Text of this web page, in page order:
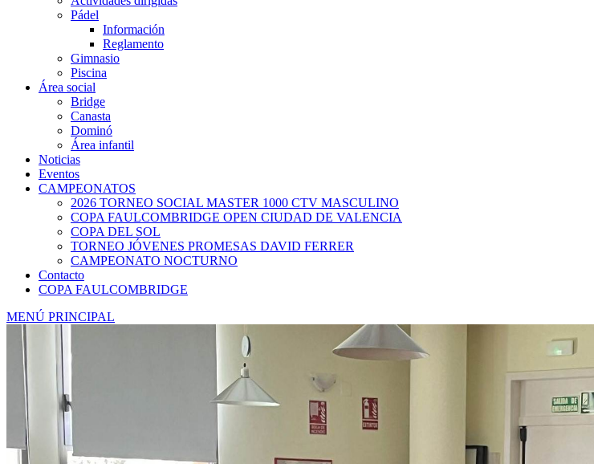
Pádel
Información
Reglamento
Gimnasio
Piscina
Área social
Bridge
Canasta
Dominó
Área infantil
Noticias
Eventos
CAMPEONATOS
2026 TORNEO SOCIAL MASTER 1000 CTV MASCULINO
COPA FAULCOMBRIDGE OPEN CIUDAD DE VALENCIA
COPA DEL SOL
TORNEO JÓVENES PROMESAS DAVID FERRER
CAMPEONATO NOCTURNO
Contacto
COPA FAULCOMBRIDGE
MENÚ PRINCIPAL